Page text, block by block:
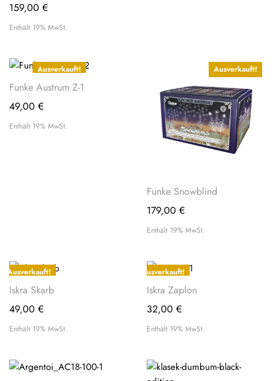
159,00 €
Enthält 19% MwSt.
Ausverkauft!
Funke Austrum Z-1
49,00 €
Enthält 19% MwSt.
Ausverkauft!
Funke Snowblind
179,00 €
Enthält 19% MwSt.
Ausverkauft!
Iskra Skarb
49,00 €
Enthält 19% MwSt.
Ausverkauft!
Iskra Zaplon
32,00 €
Enthält 19% MwSt.